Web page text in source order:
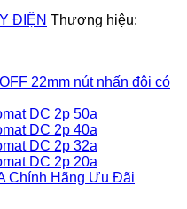
ĐIỆN Thương hiệu:
nút nhấn đôi có
DC 2p 50a
DC 2p 40a
DC 2p 32a
DC 2p 20a